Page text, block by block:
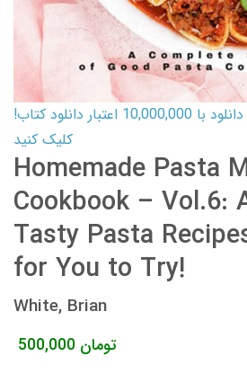
کارت اعتباری کتاب دانلود با 10,000,000 اعتبار دانلود کتاب!
کلیک کنید
Homemade Pasta
Cookbook – Vol.6:
Tasty Pasta
for You to Try!
White, Brian
500,000 تومان